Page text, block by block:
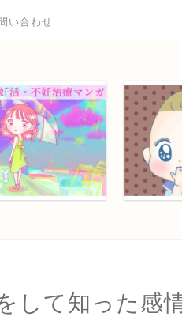
い合わせ
して知った感